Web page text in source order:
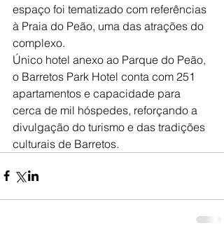
espaço foi tematizado com referências
à Praia do Peão, uma das atrações do
complexo.
Único hotel anexo ao Parque do Peão,
o Barretos Park Hotel conta com 251
apartamentos e capacidade para
cerca de mil hóspedes, reforçando a
divulgação do turismo e das tradições
culturais de Barretos.